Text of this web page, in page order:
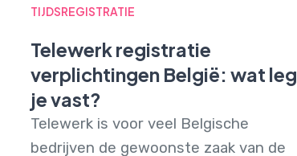
TIJDSREGISTRATIE
Telewerk registratie
verplichtingen België: wat leg
je vast?
Telewerk is voor veel Belgische
bedrijven de gewoonste zaak van de